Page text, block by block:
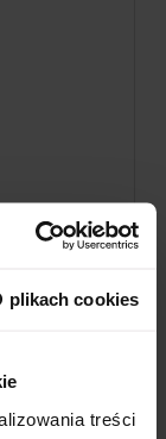
plikach cookies
treści